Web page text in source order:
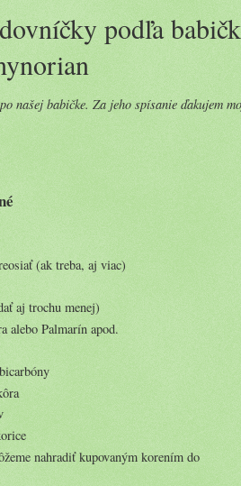
podľa
našej babičke. Za jeho spísanie ďakujem
(ak treba, aj viac)
aj trochu menej)
alebo Palmarín apod.
nahradiť kupovaným korením do